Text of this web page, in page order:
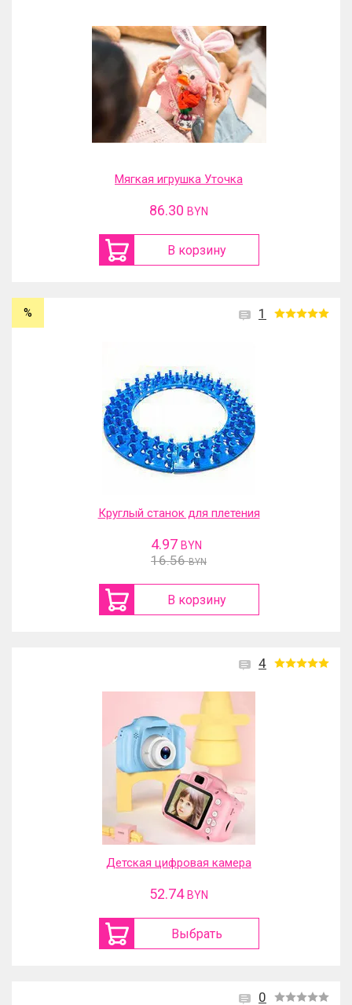
Мягкая игрушка Уточка
86.30 BYN
В корзину
1
%
Круглый станок для плетения
4.97 BYN
16.56 BYN
В корзину
4
Детская цифровая камера
52.74 BYN
Выбрать
0